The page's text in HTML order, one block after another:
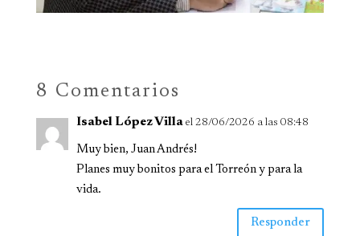
8 Comentarios
Isabel López Villa el 28/06/2026 a las 08:48
Muy bien, Juan Andrés!
Planes muy bonitos para el Torreón y para la
vida.
Responder